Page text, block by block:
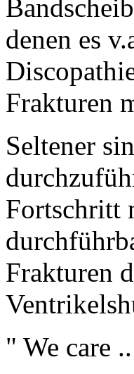
denen es
Frakturen
Seltener
Fortschritt
Frakturen
" We care